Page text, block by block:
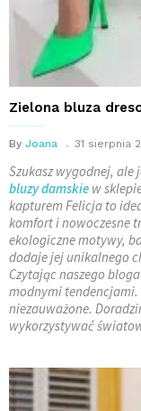
Zielona bluza
By Joana 31 sierpnia
Szukasz wygodnej, ale
bluzy damskie w
kapturem Felicja to
komfort i nowoczesne
ekologiczne motywy,
dodaje jej unikalnego
Czytając naszego
modnymi tendencjami.
niezauważone.
wykorzystywać